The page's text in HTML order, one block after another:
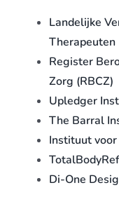
Landelijke
Therapeuten
Register
Zorg (RBCZ)
Upledger
The Barral
Instituut
Di-One